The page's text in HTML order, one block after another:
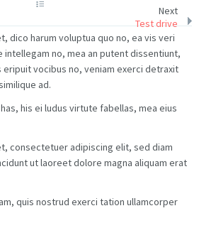
Next
Test drive
dico harum voluptua quo no, ea vis veri
intellegam no, mea an putent dissentiunt,
eripuit vocibus no, veniam exerci detraxit
ad.
his ei ludus virtute fabellas, mea eius
consectetuer adipiscing elit, sed diam
ut laoreet dolore magna aliquam erat
quis nostrud exerci tation ullamcorper